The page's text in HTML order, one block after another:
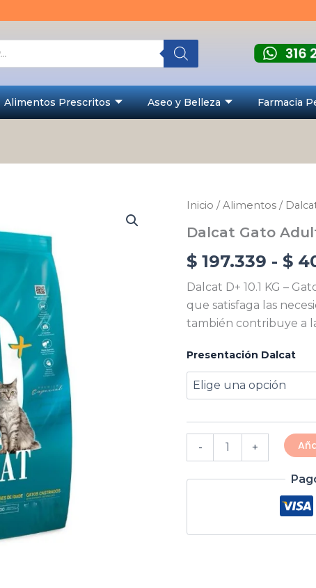
Alimentos Prescritos Aseo y Belleza Farmacia
Inicio /Alimentos /
Dalcat Gato
$ 197.339 - $
Dalcat D+ 10.1 KG –
que satisfaga las
también contribuye a
Presentación Dalcat
-
Dalcat
Adulto
cantidad
+